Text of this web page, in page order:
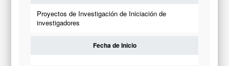
Proyectos de Investigación de Iniciación de
investigadores
Fecha de Inicio